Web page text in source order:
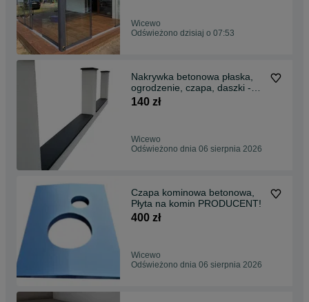
Wicewo
Odświeżono dzisiaj o 07:53
Nakrywka betonowa płaska,
ogrodzenie, czapa, daszki -
PRODUCENT
140 zł
Wicewo
Odświeżono dnia 06 sierpnia 2026
Czapa kominowa betonowa,
Płyta na komin PRODUCENT!
400 zł
Wicewo
Odświeżono dnia 06 sierpnia 2026